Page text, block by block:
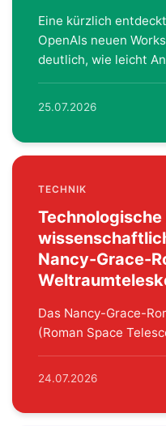
Eine kürzlich
OpenAIs neuen
deutlich, wie leicht
25.07.2026
TECHNIK
Nancy-Grace-
Das Nancy-Grace-
(Roman Space
24.07.2026